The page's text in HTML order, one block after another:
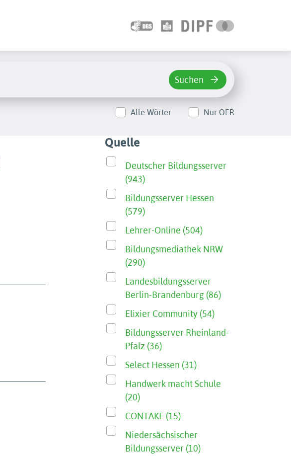
Suchen
Alle Wörter
Nur OER
Quelle
Deutscher Bildungsserver
(943)
Bildungsserver Hessen
(579)
Lehrer-Online (504)
Bildungsmediathek NRW
(290)
Landesbildungsserver
Berlin-Brandenburg (86)
Elixier Community (54)
Bildungsserver Rheinland-
Pfalz (36)
Select Hessen (31)
Handwerk macht Schule
(20)
CONTAKE (15)
Niedersächsischer
Bildungsserver (10)